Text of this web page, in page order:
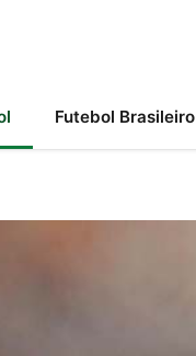
Futebol Brasileiro